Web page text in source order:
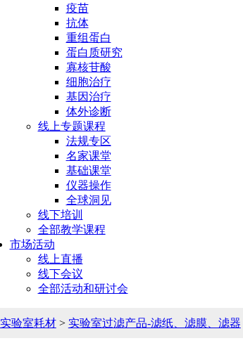
疫苗
抗体
重组蛋白
蛋白质研究
寡核苷酸
细胞治疗
基因治疗
体外诊断
线上专题课程
法规专区
名家课堂
基础课堂
仪器操作
全球洞见
线下培训
全部教学课程
市场活动
线上直播
线下会议
全部活动和研讨会
实验室耗材> 实验室过滤产品-滤纸、滤膜、滤器